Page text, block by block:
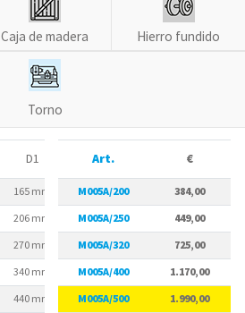
Caja de madera Hierro fundido
Torno
D1
165 mm
206 mm
270 mm
340 mm
440 mm
Art. €
M005A/200
384,00
M005A/250
449,00
M005A/320
725,00
M005A/400
1.170,00
M005A/500
1.990,00